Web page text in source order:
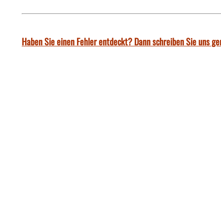
Haben Sie einen Fehler entdeckt? Dann schreiben Sie uns